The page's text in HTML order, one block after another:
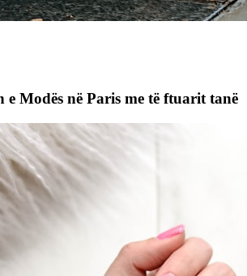
e Modës në Paris me të ftuarit tanë